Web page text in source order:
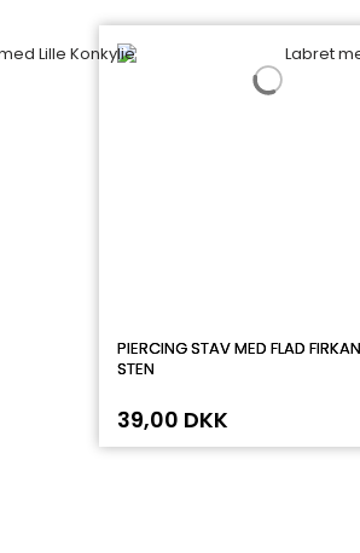
PIERCING STAV MED FLAD
STEN
39,00 DKK